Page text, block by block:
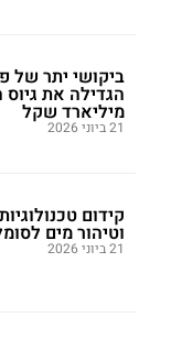
מיליארד שקל
21 ביוני 2026
קידום
וטיהור מים
21 ביוני 2026